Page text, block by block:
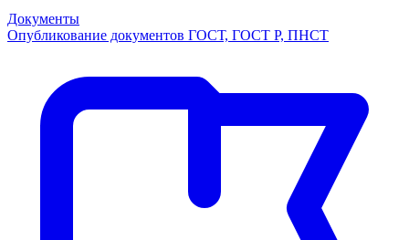
Документы
Опубликование документов ГОСТ, ГОСТ Р, ПНСТ